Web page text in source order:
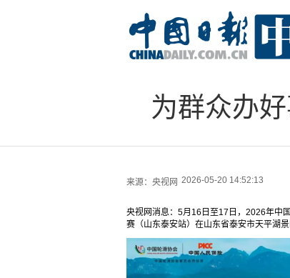
为群众办
来源： 央视网 2026-05-20 14:52:13
央视网消息：5月16日至17日，2026年中
赛（山东泰安站）在山东省泰安市天平湖